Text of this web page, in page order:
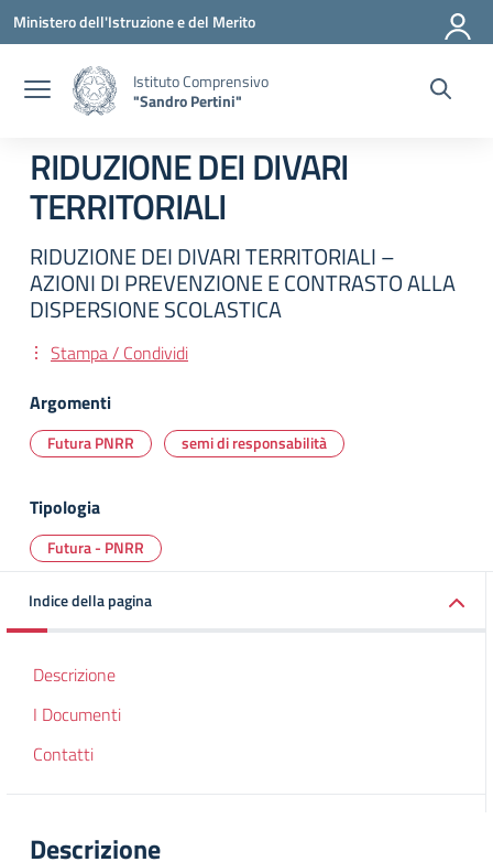
Vai ai contenuti
Vai al menu di navigazione
Vai al footer
Ministero dell'Istruzione e del Merito
Istituto Comprensivo
"Sandro Pertini"
RIDUZIONE DEI DIVARI
TERRITORIALI
RIDUZIONE DEI DIVARI TERRITORIALI –
AZIONI DI PREVENZIONE E CONTRASTO ALLA
DISPERSIONE SCOLASTICA
Stampa / Condividi
Argomenti
Futura PNRR semi di responsabilità
Tipologia
Futura - PNRR
Indice della pagina
Descrizione
I Documenti
Contatti
Descrizione